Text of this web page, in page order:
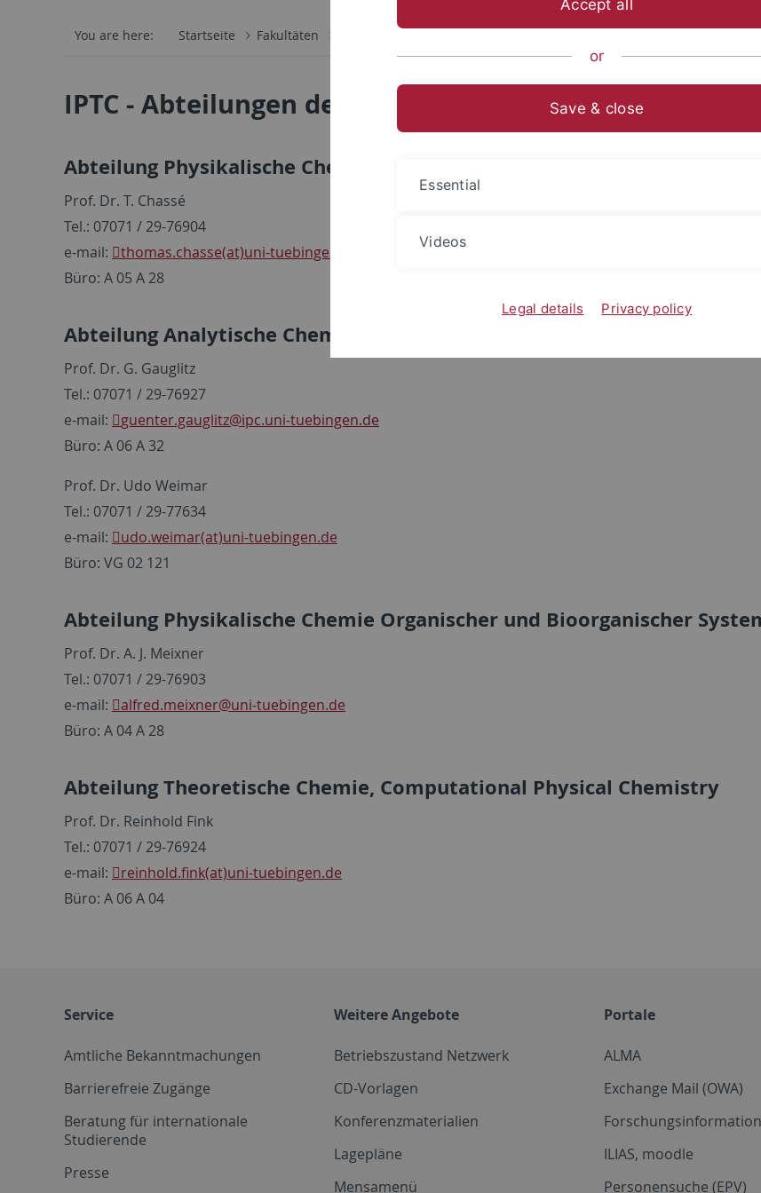
You are here: Startseite Fakultäten
IPTC - Abteilungen des Instituts
Abteilung Physikalische Chemie der kondensierten Materie
Prof. Dr. T. Chassé
Tel.: 07071 / 29-76904
e-mail:
thomas.chasse(at)uni-tuebingen.de
Büro: A 05 A 28
Abteilung Analytische Chemie
Prof. Dr. G. Gauglitz
Tel.: 07071 / 29-76927
e-mail:
guenter.gauglitz@ipc.uni-tuebingen.de
Büro: A 06 A 32
Prof. Dr. Udo Weimar
Tel.: 07071 / 29-77634
e-mail:
udo.weimar(at)uni-tuebingen.de
Büro: VG 02 121
Abteilung Physikalische Chemie Organischer und Bioorganischer
Prof. Dr. A. J. Meixner
Tel.: 07071 / 29-76903
e-mail:
alfred.meixner@uni-tuebingen.de
Büro: A 04 A 28
Abteilung Theoretische Chemie, Computational Physical Chemistry
Prof. Dr. Reinhold Fink
Tel.: 07071 / 29-76924
e-mail:
reinhold.fink(at)uni-tuebingen.de
Büro: A 06 A 04
Service
Amtliche Bekanntmachungen
Barrierefreie Zugänge
Beratung für internationale
Studierende
Presse
Weitere Angebote
Betriebszustand Netzwerk
CD-Vorlagen
Konferenzmaterialien
Lagepläne
Mensamenü
Portale
ALMA
Exchange Mail (OWA)
ILIAS, moodle
Personensuche (EPV)
Accept all
or
Save & close
Essential
Videos
Legal details Privacy policy